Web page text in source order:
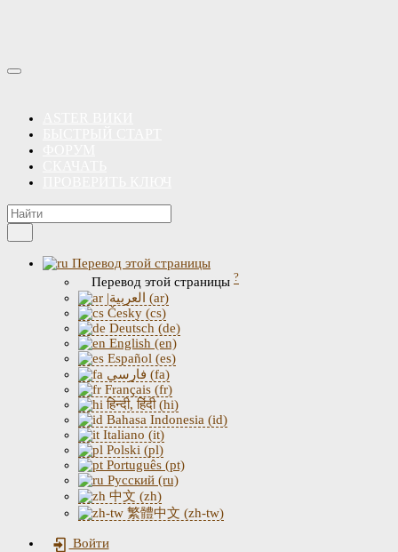
Перевод этой страницы
Перевод этой страницы ?
|العربية (ar)
Česky (cs)
Deutsch (de)
English (en)
Español (es)
فارسی (fa)
Français (fr)
हिन्दी, हिंदी (hi)
Bahasa Indonesia (id)
Italiano (it)
Polski (pl)
Português (pt)
Русский (ru)
中文 (zh)
繁體中文 (zh-tw)
Войти